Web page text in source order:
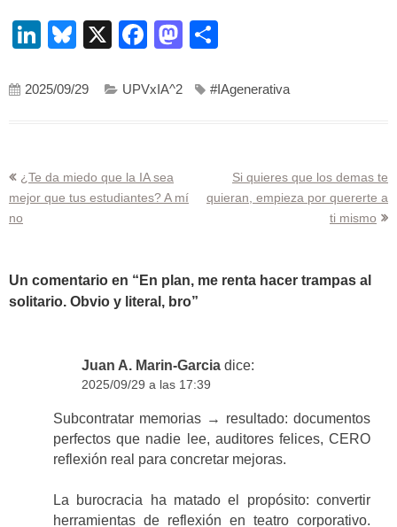
LinkedIn
Bluesky
X Facebook
Mastodon
2025/09/29 UPVxIA^2 #IAgenerativa
Navegación
de
¿Te da miedo que la IA sea
mejor que tus estudiantes? A mí
no
Si quieres que los demas te
quieran, empieza por quererte a
ti mismo
Un comentario en “ En plan, me renta hacer trampas al
solitario. Obvio y literal, bro”
Juan A. Marin-Garcia dice:
2025/09/29 a las 17:39
Subcontratar memorias → resultado: documentos
perfectos que nadie lee, auditores felices, CERO
reflexión real para concretar mejoras.
La burocracia ha matado el propósito: convertir
herramientas de reflexión en teatro corporativo.